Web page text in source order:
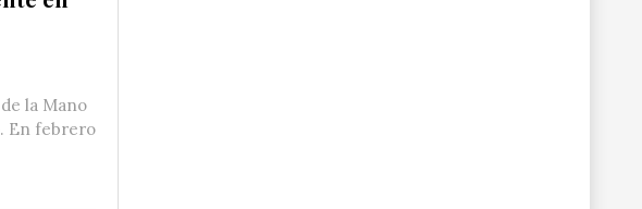
la Mano
En febrero